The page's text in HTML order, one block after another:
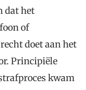
dat het
of
doet aan het
Principiële
kwam